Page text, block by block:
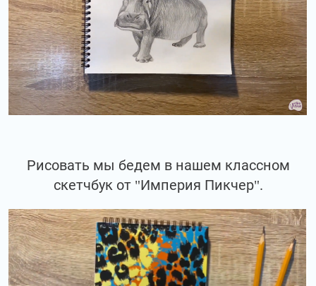
Рисовать мы бедем в нашем классном
скетчбук от "Империя Пикчер".